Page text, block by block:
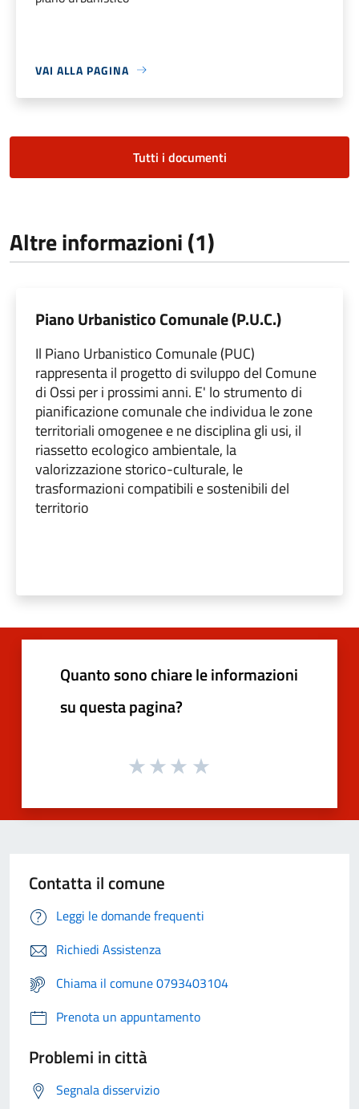
VAI ALLA PAGINA
Tutti i documenti
Altre informazioni (1)
Piano Urbanistico Comunale (P.U.C.)
Il Piano Urbanistico Comunale (PUC)
rappresenta il progetto di sviluppo del Comune
di Ossi per i prossimi anni. E' lo strumento di
pianificazione comunale che individua le zone
territoriali omogenee e ne disciplina gli usi, il
riassetto ecologico ambientale, la
valorizzazione storico-culturale, le
trasformazioni compatibili e sostenibili del
territorio
Quanto sono chiare le informazioni
su questa pagina?
Contatta il comune
Leggi le domande frequenti
Richiedi Assistenza
Chiama il comune 0793403104
Prenota un appuntamento
Problemi in città
Segnala disservizio